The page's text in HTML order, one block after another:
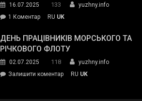
команда
укриття
16.07.2025 133
yuzhny.info
1 Коментардо
Південного
зустрілася
представниками
молодіжної
RU UK
ДЕНЬ ПРАЦІВНИКІВ МОРСЬКОГО ТА
РІЧКОВОГО ФЛОТУ
02.07.2025 118
yuzhny.info
Залишити коментарon
RU UK